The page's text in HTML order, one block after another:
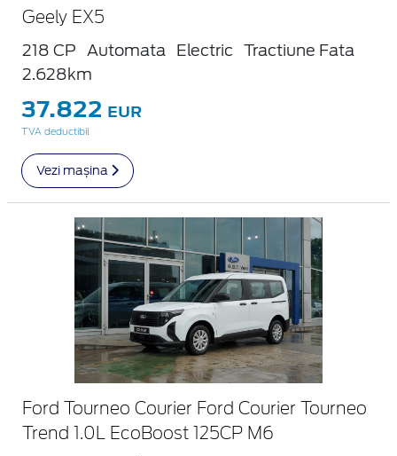
Geely EX5
218 CP Automata Electric
Tractiune Fata
2.628km
37.822 EUR
TVA deductibil
Vezi mașina
Ford Tourneo Courier Ford Courier Tourneo
Trend 1.0L EcoBoost 125CP M6